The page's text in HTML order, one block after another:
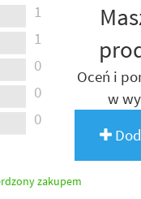
1
1
0
0
0
Oceń i
w
zakupem